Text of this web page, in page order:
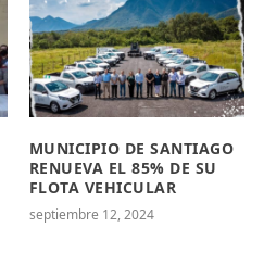
MUNICIPIO DE SANTIAGO
RENUEVA EL 85% DE SU
FLOTA VEHICULAR
septiembre 12, 2024